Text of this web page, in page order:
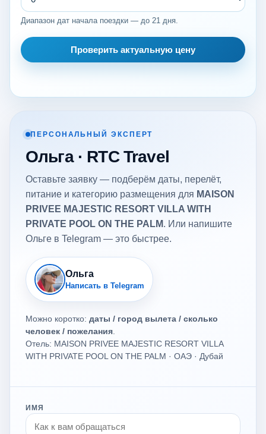
Диапазон дат начала поездки — до 21 дня.
Проверить актуальную цену
ПЕРСОНАЛЬНЫЙ ЭКСПЕРТ
Ольга · RTC Travel
Оставьте заявку — подберём даты, перелёт,
питание и категорию размещения для MAISON
PRIVEE MAJESTIC RESORT VILLA WITH
PRIVATE POOL ON THE PALM. Или напишите
Ольге в Telegram — это быстрее.
Ольга
Написать в Telegram
Можно коротко: даты / город вылета / сколько
человек / пожелания
Отель: MAISON PRIVEE MAJESTIC RESORT VILLA
WITH PRIVATE POOL ON THE PALM · ОАЭ · Дубай
ИМЯ